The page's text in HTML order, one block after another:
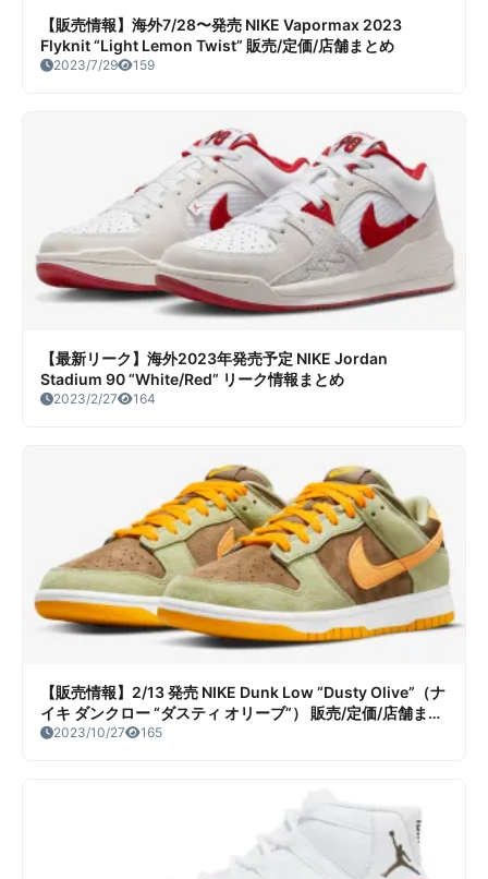
【販売情報】海外7/28〜発売 NIKE Vapormax 2023
Flyknit “Light Lemon Twist” 販売/定価/店舗まとめ
2023/7/29 159
【最新リーク】海外2023年発売予定 NIKE Jordan
Stadium 90 “White/Red” リーク情報まとめ
2023/2/27 164
【販売情報】2/13 発売 NIKE Dunk Low “Dusty Olive”（ナ
イキ ダンクロー “ダスティ オリーブ”） 販売/定価/店舗まと
め2023/10/27 165